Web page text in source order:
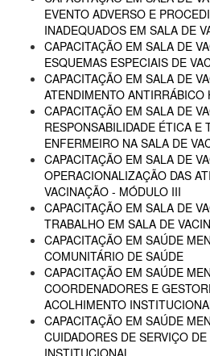
EVENTO ADVERSO E
INADEQUADOS EM SALA DE
CAPACITAÇÃO EM SALA DE
ESQUEMAS ESPECIAIS DE
CAPACITAÇÃO EM SALA DE
ATENDIMENTO ANTIRRÁBICO
CAPACITAÇÃO EM SALA DE
RESPONSABILIDADE ÉTICA E
ENFERMEIRO NA SALA DE
CAPACITAÇÃO EM SALA DE
OPERACIONALIZAÇÃO DAS
VACINAÇÃO - MÓDULO III
CAPACITAÇÃO EM SALA DE
TRABALHO EM SALA DE
CAPACITAÇÃO EM SAÚDE
COMUNITÁRIO DE SAÚDE
CAPACITAÇÃO EM SAÚDE
COORDENADORES E
ACOLHIMENTO
CAPACITAÇÃO EM SAÚDE
CUIDADORES DE SERVIÇO
INSTITUCIONAL